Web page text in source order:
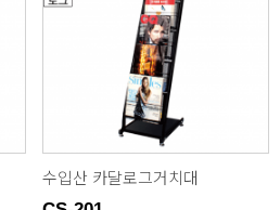
수입산 카달로그거치대